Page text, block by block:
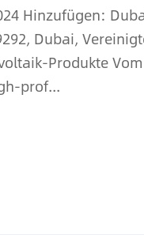
Hinzufügen:
Dubai,
Produkte
prof...